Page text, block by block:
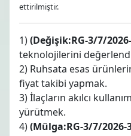
ettirilmiştir.
1)(Değişik:RG-3/7/
teknolojilerini
2) Ruhsata esas
fiyat takibi yapmak.
3) İlaçların akılcı
yürütmek.
4)(Mülga:RG-3/7/2026-